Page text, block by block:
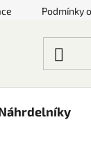
Podmínky